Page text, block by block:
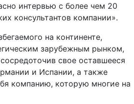
интервью с более чем 20
консультантов компании».
на континенте,
зарубежным рынком,
свое оставшееся
и Испании, а также
компанию, которую многие на